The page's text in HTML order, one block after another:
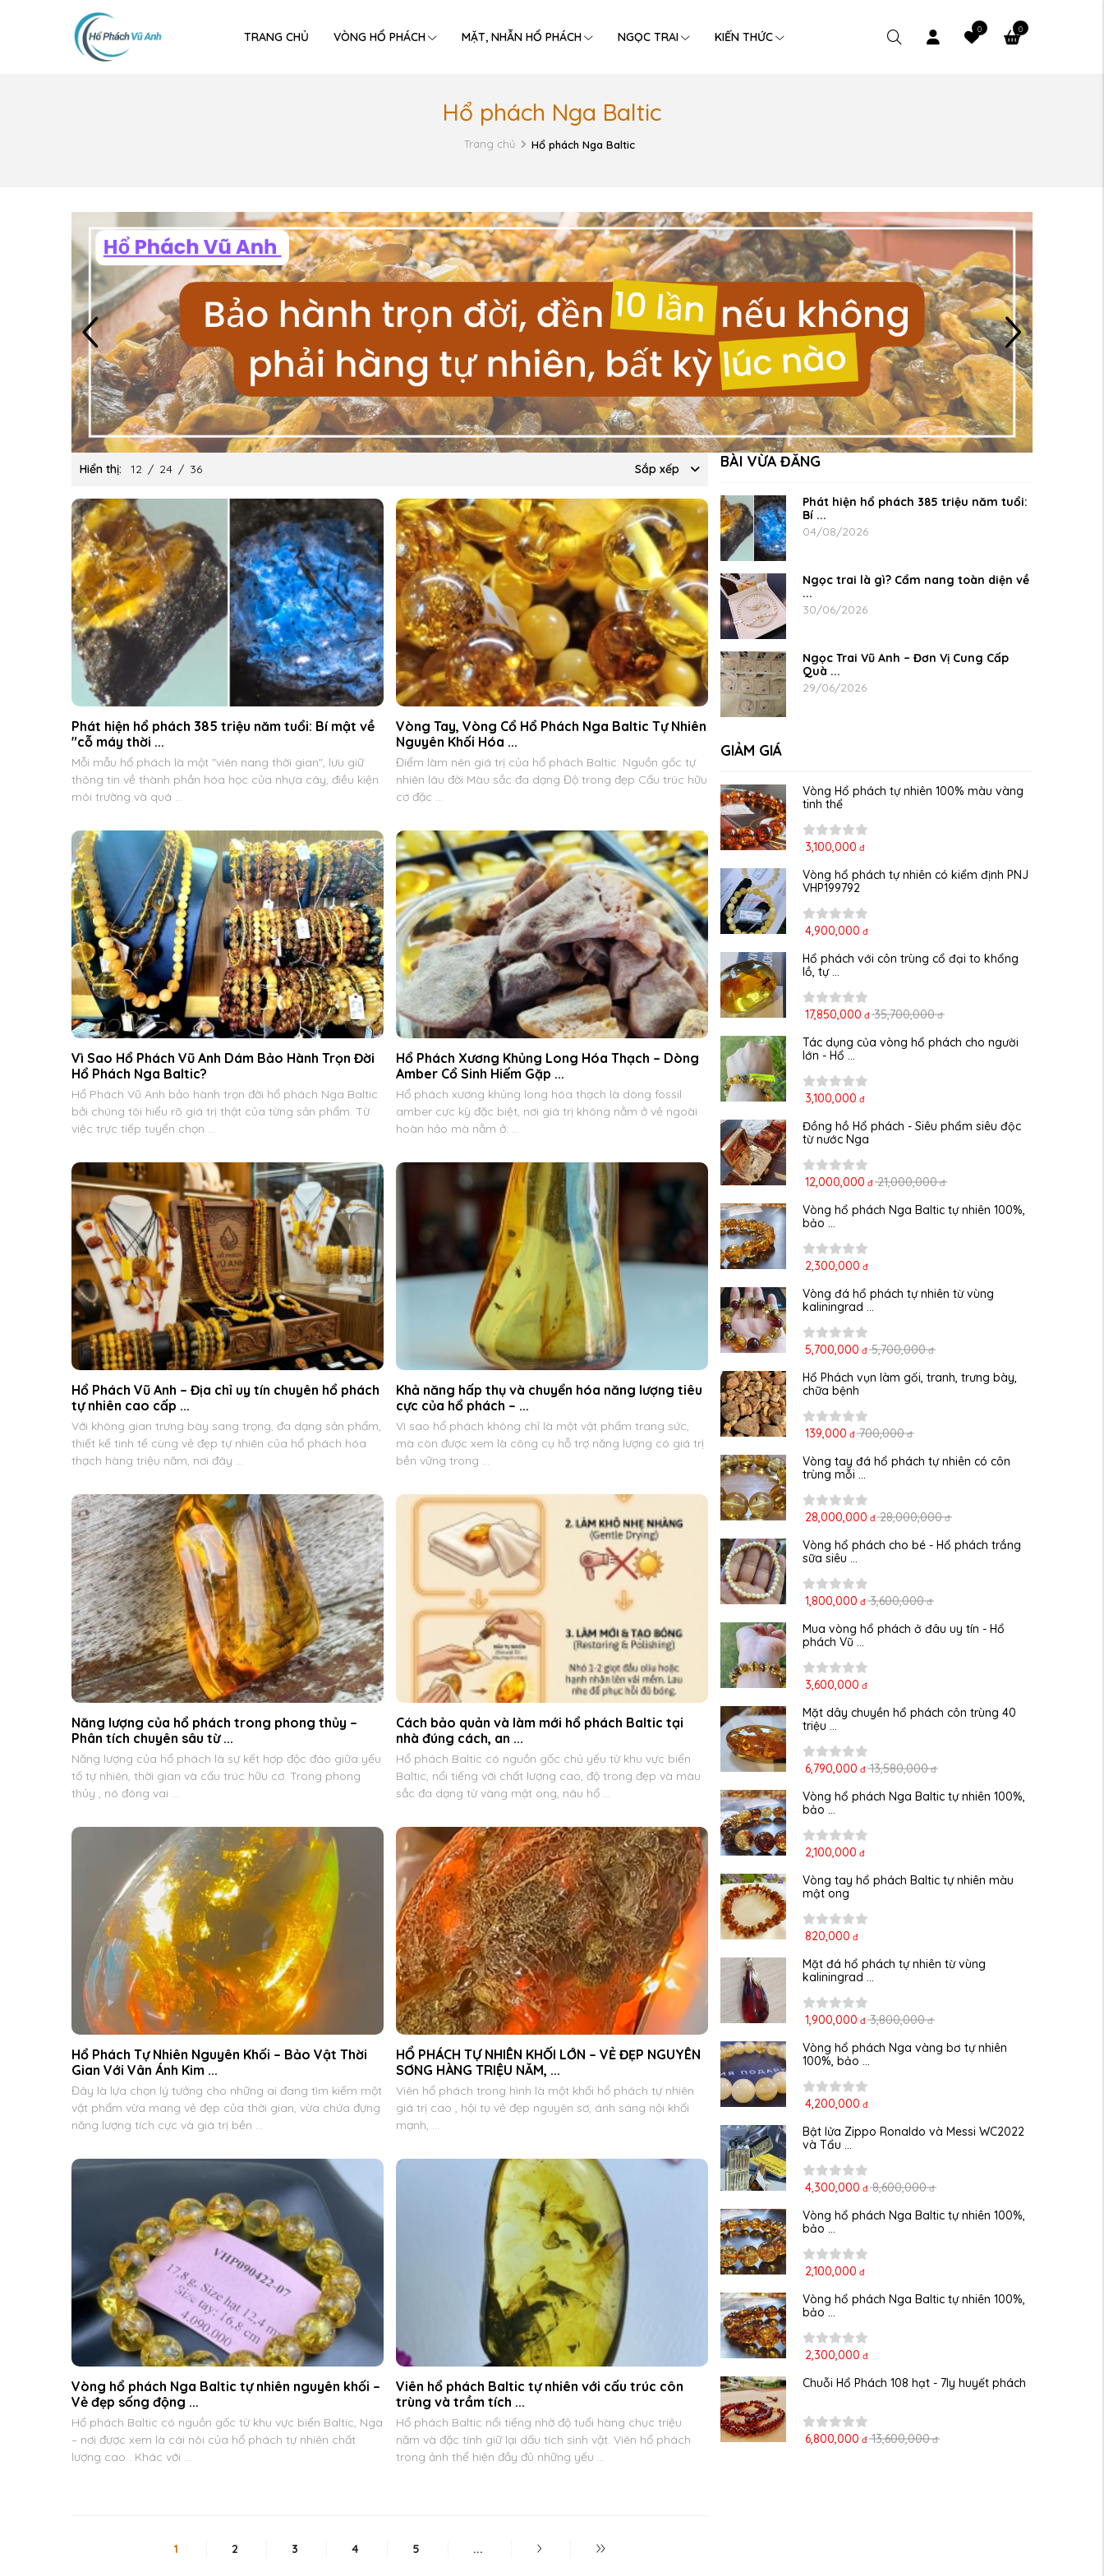
TRANG CHỦ VÒNG HỔ PHÁCH MẶT, NHẪN HỔ PHÁCH NGỌC TRAI KIẾN THỨC
0
0
Hổ phách Nga Baltic
Trang chủ Hổ phách Nga Baltic
Hiển thị: 12 / 24 / 36 Sắp xếp
Phát hiện hổ phách 385 triệu năm tuổi: Bí mật về
"cỗ máy thời ...
Mỗi mẫu hổ phách là một "viên nang thời gian", lưu giữ
thông tin về thành phần hóa học của nhựa cây, điều kiện
môi trường và quá ...
Vòng Tay, Vòng Cổ Hổ Phách Nga Baltic Tự Nhiên
Nguyên Khối Hóa ...
Điểm làm nên giá trị của hổ phách Baltic: Nguồn gốc tự
nhiên lâu đời Màu sắc đa dạng Độ trong đẹp Cấu trúc hữu
cơ đặc ...
Vì Sao Hổ Phách Vũ Anh Dám Bảo Hành Trọn Đời
Hổ Phách Nga Baltic?
Hổ Phách Vũ Anh bảo hành trọn đời hổ phách Nga Baltic
bởi chúng tôi hiểu rõ giá trị thật của từng sản phẩm. Từ
việc trực tiếp tuyển chọn ...
Hổ Phách Xương Khủng Long Hóa Thạch – Dòng
Amber Cổ Sinh Hiếm Gặp ...
Hổ phách xương khủng long hóa thạch là dòng fossil
amber cực kỳ đặc biệt, nơi giá trị không nằm ở vẻ ngoài
hoàn hảo mà nằm ở: ...
Hổ Phách Vũ Anh – Địa chỉ uy tín chuyên hổ phách
tự nhiên cao cấp ...
Với không gian trưng bày sang trọng, đa dạng sản phẩm,
thiết kế tinh tế cùng vẻ đẹp tự nhiên của hổ phách hóa
thạch hàng triệu năm, nơi đây ...
Khả năng hấp thụ và chuyển hóa năng lượng tiêu
cực của hổ phách – ...
Vì sao hổ phách không chỉ là một vật phẩm trang sức,
mà còn được xem là công cụ hỗ trợ năng lượng có giá trị
bền vững trong ...
Năng lượng của hổ phách trong phong thủy –
Phân tích chuyên sâu từ ...
Năng lượng của hổ phách là sự kết hợp độc đáo giữa yếu
tố tự nhiên, thời gian và cấu trúc hữu cơ. Trong phong
thủy , nó đóng vai ...
Cách bảo quản và làm mới hổ phách Baltic tại
nhà đúng cách, an ...
Hổ phách Baltic có nguồn gốc chủ yếu từ khu vực biển
Baltic, nổi tiếng với chất lượng cao, độ trong đẹp và màu
sắc đa dạng từ vàng mật ong, nâu hổ ...
Hổ Phách Tự Nhiên Nguyên Khối – Bảo Vật Thời
Gian Với Vân Ánh Kim ...
Đây là lựa chọn lý tưởng cho những ai đang tìm kiếm một
vật phẩm vừa mang vẻ đẹp của thời gian, vừa chứa đựng
năng lượng tích cực và giá trị bền ...
HỔ PHÁCH TỰ NHIÊN KHỐI LỚN – VẺ ĐẸP NGUYÊN
SƠNG HÀNG TRIỆU NĂM, ...
Viên hổ phách trong hình là một khối hổ phách tự nhiên
giá trị cao , hội tụ vẻ đẹp nguyên sơ, ánh sáng nội khối
mạnh, ...
Vòng hổ phách Nga Baltic tự nhiên nguyên khối –
Vẻ đẹp sống động ...
Hổ phách Baltic có nguồn gốc từ khu vực biển Baltic, Nga
– nơi được xem là cái nôi của hổ phách tự nhiên chất
lượng cao . Khác với ...
Viên hổ phách Baltic tự nhiên với cấu trúc côn
trùng và trầm tích ...
Hổ phách Baltic nổi tiếng nhờ độ tuổi hàng chục triệu
năm và đặc tính giữ lại dấu tích sinh vật. Viên hổ phách
trong ảnh thể hiện đầy đủ những yếu ...
1 2 3 4 5 ...
BÀI VỪA ĐĂNG
Phát hiện hổ phách 385 triệu năm tuổi:
Bí ...
04/08/2026
Ngọc trai là gì? Cẩm nang toàn diện về
...
30/06/2026
Ngọc Trai Vũ Anh – Đơn Vị Cung Cấp
Quà ...
29/06/2026
GIẢM GIÁ
Vòng Hổ phách tự nhiên 100% màu vàng
tinh thể
3,100,000 đ
Vòng hổ phách tự nhiên có kiểm định PNJ
VHP199792
4,900,000 đ
Hổ phách với côn trùng cổ đại to khổng
lồ, tự ...
17,850,000 đ 35,700,000 đ
Tác dụng của vòng hổ phách cho người
lớn - Hổ ...
3,100,000 đ
Đồng hồ Hổ phách - Siêu phẩm siêu độc
từ nước Nga
12,000,000 đ 21,000,000 đ
Vòng hổ phách Nga Baltic tự nhiên 100%,
bảo ...
2,300,000 đ
Vòng đá hổ phách tự nhiên từ vùng
kaliningrad ...
5,700,000 đ 5,700,000 đ
Hổ Phách vụn làm gối, tranh, trưng bày,
chữa bệnh
139,000 đ 700,000 đ
Vòng tay đá hổ phách tự nhiên có côn
trùng mỗi ...
28,000,000 đ 28,000,000 đ
Vòng hổ phách cho bé - Hổ phách trắng
sữa siêu ...
1,800,000 đ 3,600,000 đ
Mua vòng hổ phách ở đâu uy tín - Hổ
phách Vũ ...
3,600,000 đ
Mặt dây chuyền hổ phách côn trùng 40
triệu ...
6,790,000 đ 13,580,000 đ
Vòng hổ phách Nga Baltic tự nhiên 100%,
bảo ...
2,100,000 đ
Vòng tay hổ phách Baltic tự nhiên màu
mật ong
820,000 đ
Mặt đá hổ phách tự nhiên từ vùng
kaliningrad ...
1,900,000 đ 3,800,000 đ
Vòng hổ phách Nga vàng bơ tự nhiên
100%, bảo ...
4,200,000 đ
Bật lửa Zippo Ronaldo và Messi WC2022
và Tẩu ...
4,300,000 đ 8,600,000 đ
Vòng hổ phách Nga Baltic tự nhiên 100%,
bảo ...
2,100,000 đ
Vòng hổ phách Nga Baltic tự nhiên 100%,
bảo ...
2,300,000 đ
Chuỗi Hổ Phách 108 hạt - 7ly huyết phách
6,800,000 đ 13,600,000 đ